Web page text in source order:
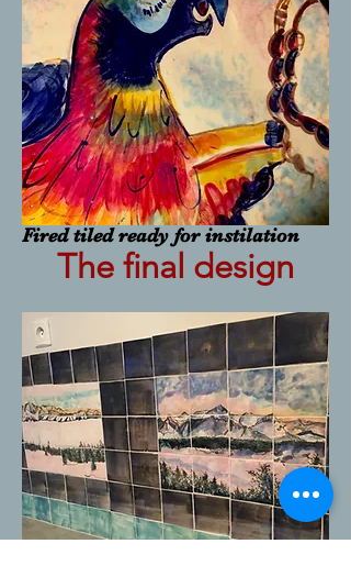
Fired tiled ready for instilation
The final design